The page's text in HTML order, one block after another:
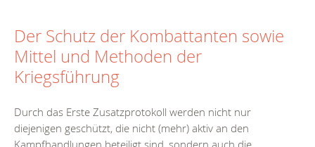
Der Schutz der Kombattanten sowie
Mittel und Methoden der
Kriegsführung
Durch das Erste Zusatzprotokoll werden nicht nur
diejenigen geschützt, die nicht (mehr) aktiv an den
Kampfhandlungen beteiligt sind, sondern auch die